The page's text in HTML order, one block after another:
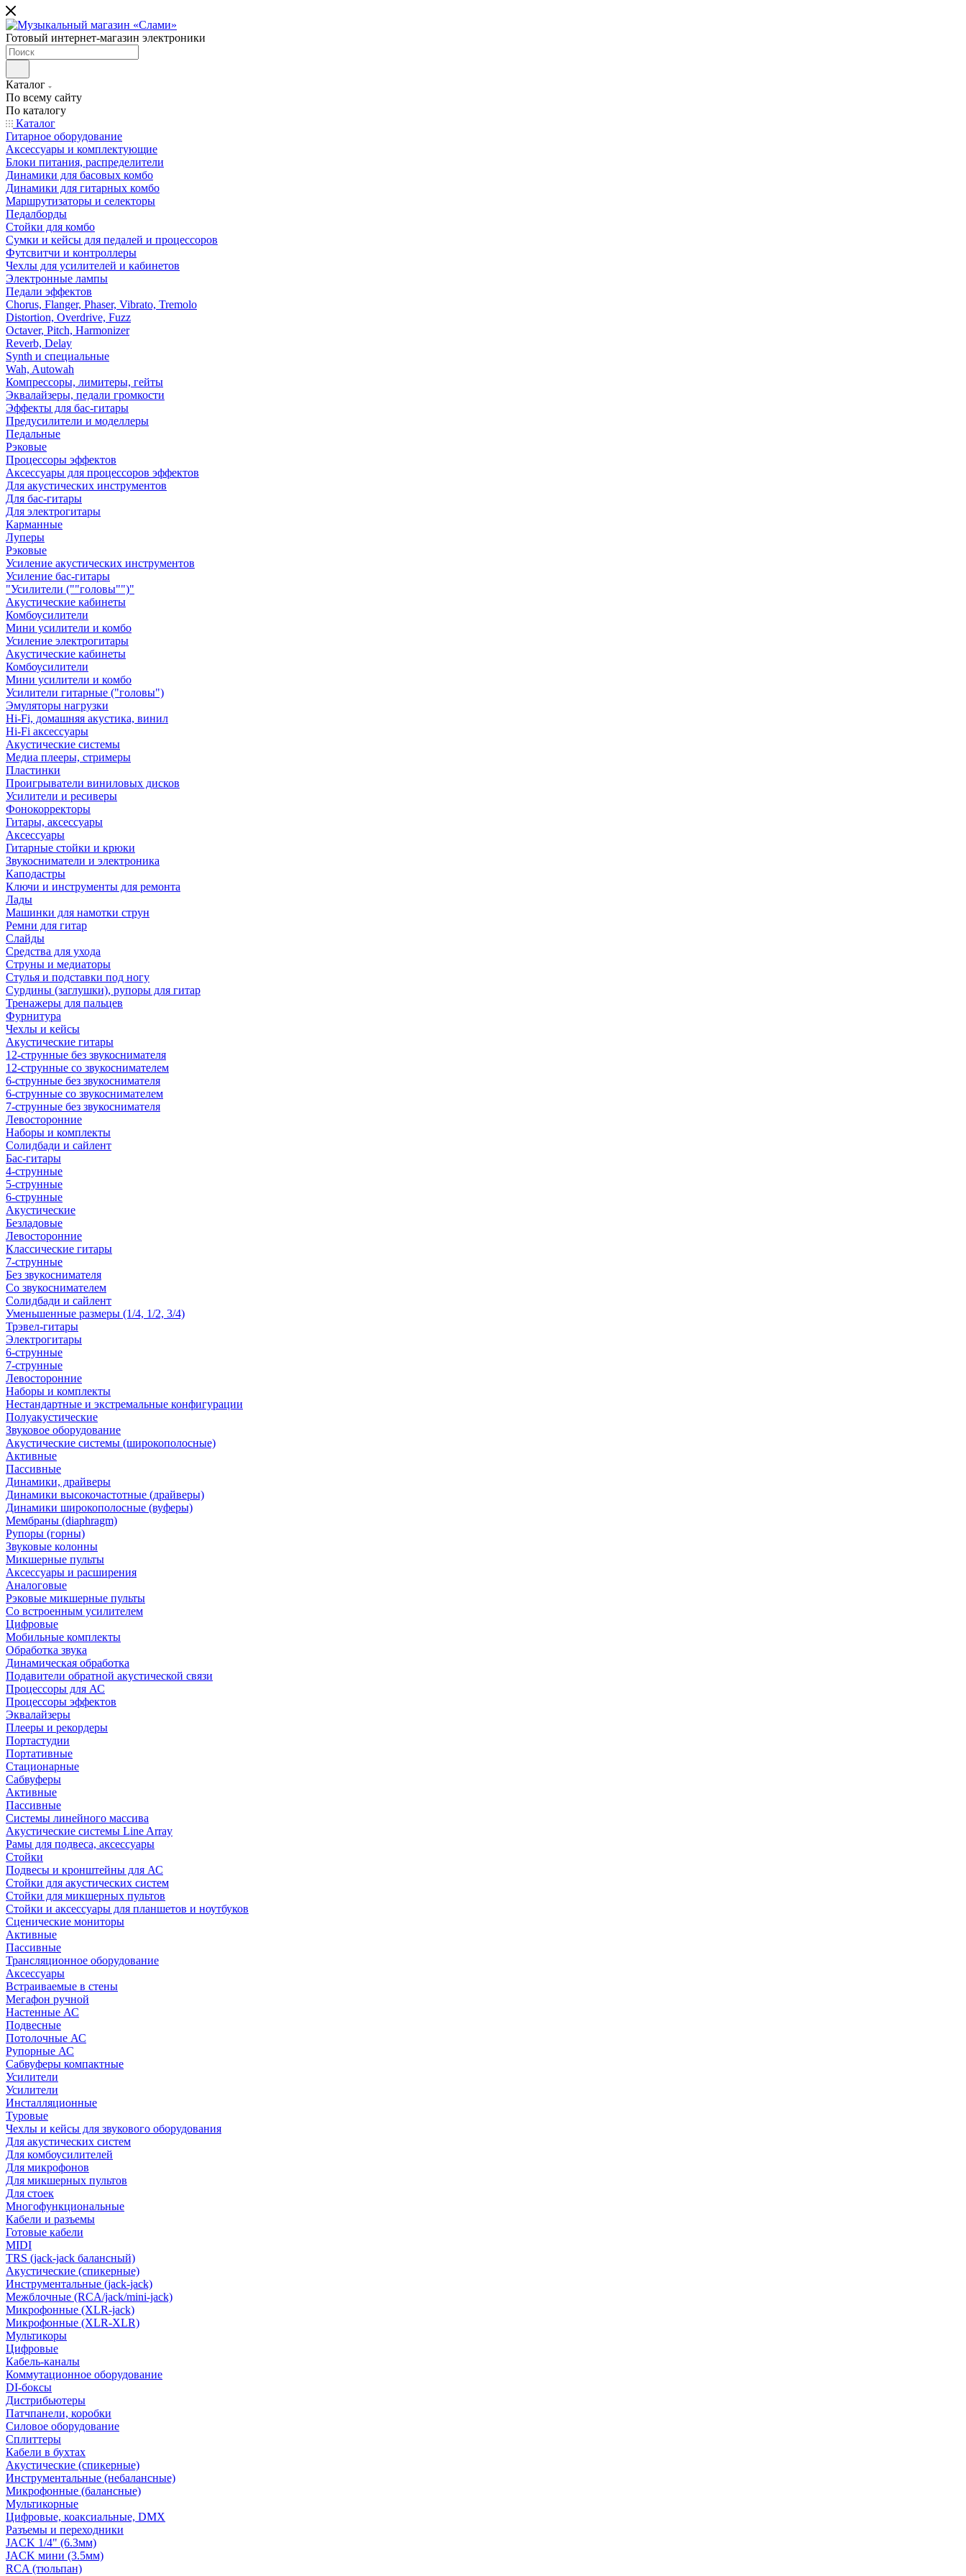
Готовый интернет-магазин электроники
Каталог
По всему сайту
По каталогу
Каталог
Гитарное оборудование
Аксессуары и комплектующие
Блоки питания, распределители
Динамики для басовых комбо
Динамики для гитарных комбо
Маршрутизаторы и селекторы
Педалборды
Стойки для комбо
Сумки и кейсы для педалей и процессоров
Футсвитчи и контроллеры
Чехлы для усилителей и кабинетов
Электронные лампы
Педали эффектов
Chorus, Flanger, Phaser, Vibrato, Tremolo
Distortion, Overdrive, Fuzz
Octaver, Pitch, Harmonizer
Reverb, Delay
Synth и специальные
Wah, Autowah
Компрессоры, лимитеры, гейты
Эквалайзеры, педали громкости
Эффекты для бас-гитары
Предусилители и моделлеры
Педальные
Рэковые
Процессоры эффектов
Аксессуары для процессоров эффектов
Для акустических инструментов
Для бас-гитары
Для электрогитары
Карманные
Луперы
Рэковые
Усиление акустических инструментов
Усиление бас-гитары
"Усилители (""головы"")"
Акустические кабинеты
Комбоусилители
Мини усилители и комбо
Усиление электрогитары
Акустические кабинеты
Комбоусилители
Мини усилители и комбо
Усилители гитарные ("головы")
Эмуляторы нагрузки
Hi-Fi, домашняя акустика, винил
Hi-Fi аксессуары
Акустические системы
Медиа плееры, стримеры
Пластинки
Проигрыватели виниловых дисков
Усилители и ресиверы
Фонокорректоры
Гитары, аксессуары
Аксессуары
Гитарные стойки и крюки
Звукосниматели и электроника
Каподастры
Ключи и инструменты для ремонта
Лады
Машинки для намотки струн
Ремни для гитар
Слайды
Средства для ухода
Струны и медиаторы
Стулья и подставки под ногу
Сурдины (заглушки), рупоры для гитар
Тренажеры для пальцев
Фурнитура
Чехлы и кейсы
Акустические гитары
12-струнные без звукоснимателя
12-струнные со звукоснимателем
6-струнные без звукоснимателя
6-струнные со звукоснимателем
7-струнные без звукоснимателя
Левосторонние
Наборы и комплекты
Солидбади и сайлент
Бас-гитары
4-струнные
5-струнные
6-струнные
Акустические
Безладовые
Левосторонние
Классические гитары
7-струнные
Без звукоснимателя
Со звукоснимателем
Солидбади и сайлент
Уменьшенные размеры (1/4, 1/2, 3/4)
Трэвел-гитары
Электрогитары
6-струнные
7-струнные
Левосторонние
Наборы и комплекты
Нестандартные и экстремальные конфигурации
Полуакустические
Звуковое оборудование
Акустические системы (широкополосные)
Активные
Пассивные
Динамики, драйверы
Динамики высокочастотные (драйверы)
Динамики широкополосные (вуферы)
Мембраны (diaphragm)
Рупоры (горны)
Звуковые колонны
Микшерные пульты
Аксессуары и расширения
Аналоговые
Рэковые микшерные пульты
Со встроенным усилителем
Цифровые
Мобильные комплекты
Обработка звука
Динамическая обработка
Подавители обратной акустической связи
Процессоры для АС
Процессоры эффектов
Эквалайзеры
Плееры и рекордеры
Портастудии
Портативные
Стационарные
Сабвуферы
Активные
Пассивные
Системы линейного массива
Акустические системы Line Array
Рамы для подвеса, аксессуары
Стойки
Подвесы и кронштейны для АС
Стойки для акустических систем
Стойки для микшерных пультов
Стойки и аксессуары для планшетов и ноутбуков
Сценические мониторы
Активные
Пассивные
Трансляционное оборудование
Аксессуары
Встраиваемые в стены
Мегафон ручной
Настенные АС
Подвесные
Потолочные АС
Рупорные АС
Сабвуферы компактные
Усилители
Усилители
Инсталляционные
Туровые
Чехлы и кейсы для звукового оборудования
Для акустических систем
Для комбоусилителей
Для микрофонов
Для микшерных пультов
Для стоек
Многофункциональные
Кабели и разъемы
Готовые кабели
MIDI
TRS (jack-jack балансный)
Акустические (спикерные)
Инструментальные (jack-jack)
Межблочные (RCA/jack/mini-jack)
Микрофонные (XLR-jack)
Микрофонные (XLR-XLR)
Мультикоры
Цифровые
Кабель-каналы
Коммутационное оборудование
DI-боксы
Дистрибьютеры
Патчпанели, коробки
Силовое оборудование
Сплиттеры
Кабели в бухтах
Акустические (спикерные)
Инструментальные (небалансные)
Микрофонные (балансные)
Мультикорные
Цифровые, коаксиальные, DMX
Разъемы и переходники
JACK 1/4" (6.3мм)
JACK мини (3.5мм)
RCA (тюльпан)